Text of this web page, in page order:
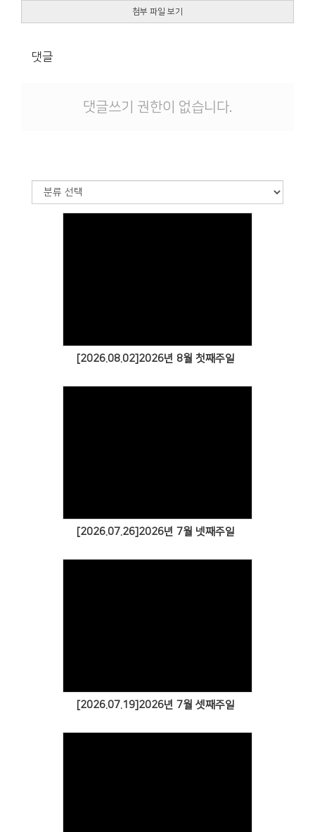
첨부 파일 보기
댓글
댓글쓰기 권한이 없습니다.
[2026.08.02]2026년 8월 첫째주일
[2026.07.26]2026년 7월 넷째주일
[2026.07.19]2026년 7월 셋째주일